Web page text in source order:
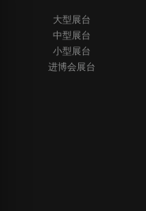
大型展台
中型展台
小型展台
进博会展台